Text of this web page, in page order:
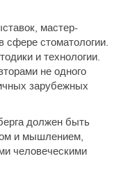
мастер-
сфере стоматологии.
и технологии.
не одного
зарубежных
должен быть
и мышлением,
человеческими